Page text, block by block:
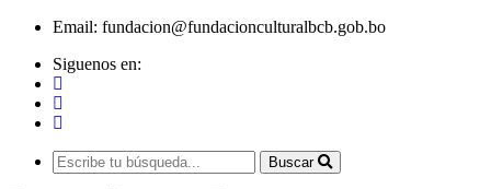
Email: fundacion@fundacionculturalbcb.gob.bo
Siguenos en:
Buscar